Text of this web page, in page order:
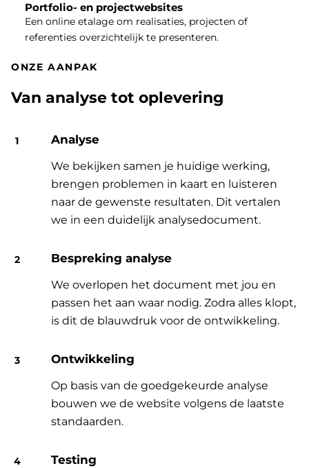
Portfolio- en projectwebsites
Een online etalage om realisaties, projecten of
referenties overzichtelijk te presenteren.
ONZE AANPAK
Van analyse tot oplevering
Analyse
We bekijken samen je huidige werking,
brengen problemen in kaart en luisteren
naar de gewenste resultaten. Dit vertalen
we in een duidelijk analysedocument.
Bespreking analyse
We overlopen het document met jou en
passen het aan waar nodig. Zodra alles klopt,
is dit de blauwdruk voor de ontwikkeling.
Ontwikkeling
Op basis van de goedgekeurde analyse
bouwen we de website volgens de laatste
standaarden.
Testing